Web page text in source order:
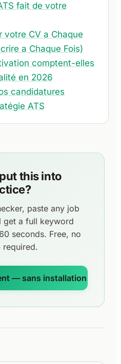
fait de votre
votre CV a Chaque
a Chaque Fois)
comptent-elles
en 2026
candidatures
ATS
this into
paste any job
get a full keyword
seconds. Free, no
required.
— sans installation